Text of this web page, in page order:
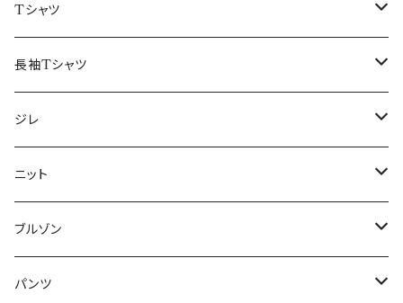
50/XL～
48/L
50/XL～
46/M
48/L
50/XL～
～44/S
46/M
48/L
50/XL～
Tシャツ
～44/S
46/M
48/L
50/XL～
長袖Tシャツ
～44/S
46/M
48/L
50/XL～
ジレ
～44/S
46/M
48/L
ニット
～44/S
46/M
ブルゾン
～44/S
パンツ